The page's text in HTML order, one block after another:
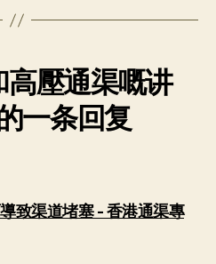
高壓通渠嘅讲
一条回复
致渠道堵塞 - 香港通渠專